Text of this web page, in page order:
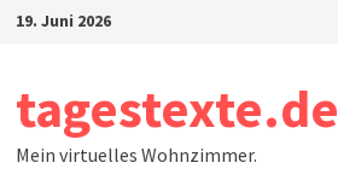
Zum19. Juni 2026
tagestexte.de
Mein virtuelles Wohnzimmer.